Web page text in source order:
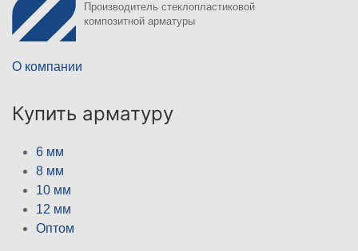
Производитель стеклопластиковой
композитной арматуры
О компании
Купить арматуру
6 мм
8 мм
10 мм
12 мм
Оптом